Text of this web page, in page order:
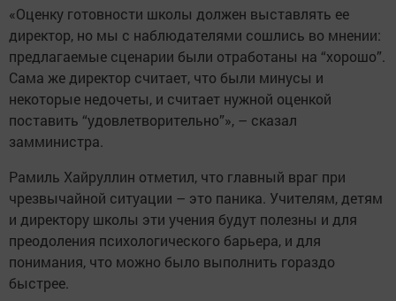
«Оценку готовности школы должен выставлять ее
директор, но мы с наблюдателями сошлись во мнении:
предлагаемые сценарии были отработаны на “хорошо”.
Сама же директор считает, что были минусы и
некоторые недочеты, и считает нужной оценкой
поставить “удовлетворительно”», – сказал
замминистра.
Рамиль Хайруллин отметил, что главный враг при
чрезвычайной ситуации – это паника. Учителям, детям
и директору школы эти учения будут полезны и для
преодоления психологического барьера, и для
понимания, что можно было выполнить гораздо
быстрее.